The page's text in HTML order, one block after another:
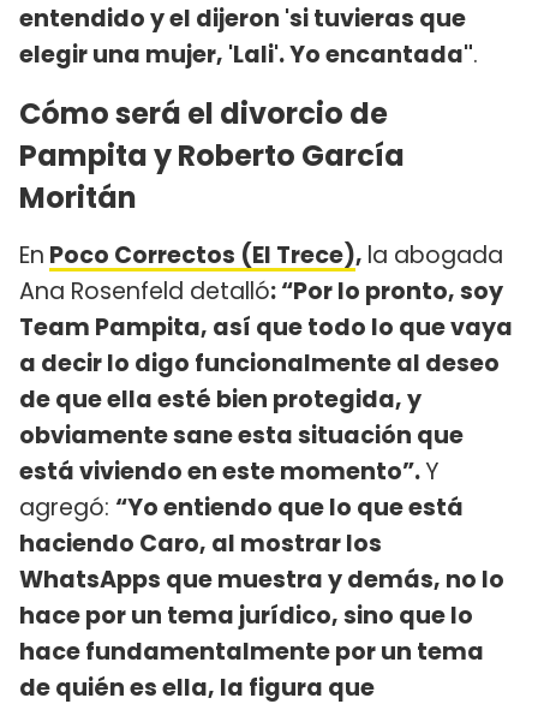
entendido y el dijeron 'si tuvieras que
elegir una mujer, 'Lali'. Yo encantada".
Cómo será el divorcio de
Pampita y Roberto García
Moritán
En Poco Correctos (El Trece), la abogada
Ana Rosenfeld detalló: “Por lo pronto, soy
Team Pampita, así que todo lo que vaya
a decir lo digo funcionalmente al deseo
de que ella esté bien protegida, y
obviamente sane esta situación que
está viviendo en este momento”.Y
agregó: “Yo entiendo que lo que está
haciendo Caro, al mostrar los
WhatsApps que muestra y demás, no lo
hace por un tema jurídico, sino que lo
hace fundamentalmente por un tema
de quién es ella, la figura que